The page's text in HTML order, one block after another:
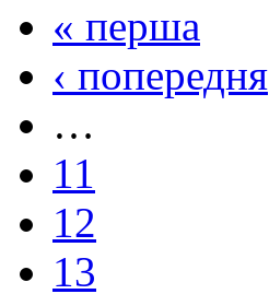
« перша
‹ попередня
…
11
12
13